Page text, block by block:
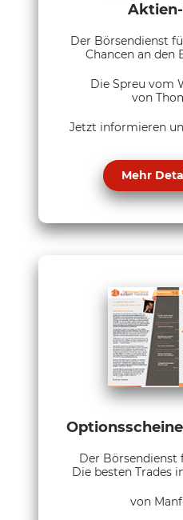
Der Börsendienst
Chancen an den
Die Spreu vom
von
Jetzt informieren
Mehr
Der Börsendienst
Die besten Trades
von